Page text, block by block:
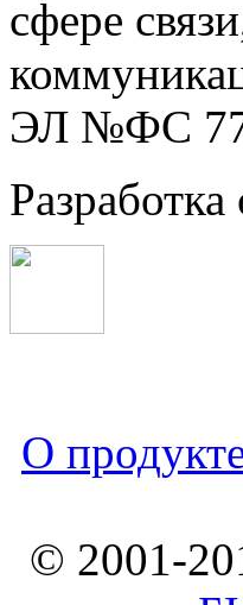
сфере
ЭЛ №ФС
Разработка
О
© 2001-